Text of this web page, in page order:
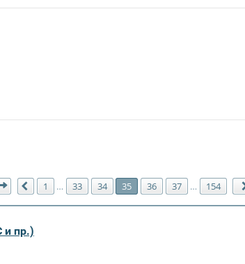
Страница 35 из154
Пред.
1 … 33 34 35 36 37 … 154
и пр.)